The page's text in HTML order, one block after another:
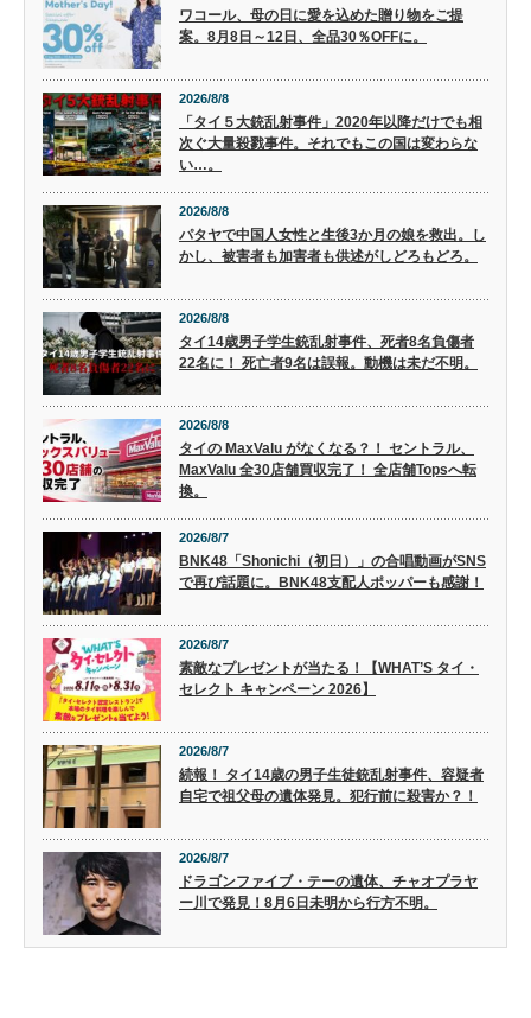
ワコール、母の日に愛を込めた贈り物をご提
案。8月8日～12日、全品30％OFFに。
2026/8/8
「タイ５大銃乱射事件」2020年以降だけでも相
次ぐ大量殺戮事件。それでもこの国は変わらな
い…。
2026/8/8
パタヤで中国人女性と生後3か月の娘を救出。し
かし、被害者も加害者も供述がしどろもどろ。
2026/8/8
タイ14歳男子学生銃乱射事件、死者8名負傷者
22名に！ 死亡者9名は誤報。動機は未だ不明。
2026/8/8
タイの MaxValu がなくなる？！ セントラル、
MaxValu 全30店舗買収完了！ 全店舗Topsへ転
換。
2026/8/7
BNK48「Shonichi（初日）」の合唱動画がSNS
で再び話題に。BNK48支配人ポッパーも感謝！
2026/8/7
素敵なプレゼントが当たる！【WHAT’S タイ・
セレクト キャンペーン 2026】
2026/8/7
続報！ タイ14歳の男子生徒銃乱射事件、容疑者
自宅で祖父母の遺体発見。犯行前に殺害か？！
2026/8/7
ドラゴンファイブ・テーの遺体、チャオプラヤ
ー川で発見！8月6日未明から行方不明。